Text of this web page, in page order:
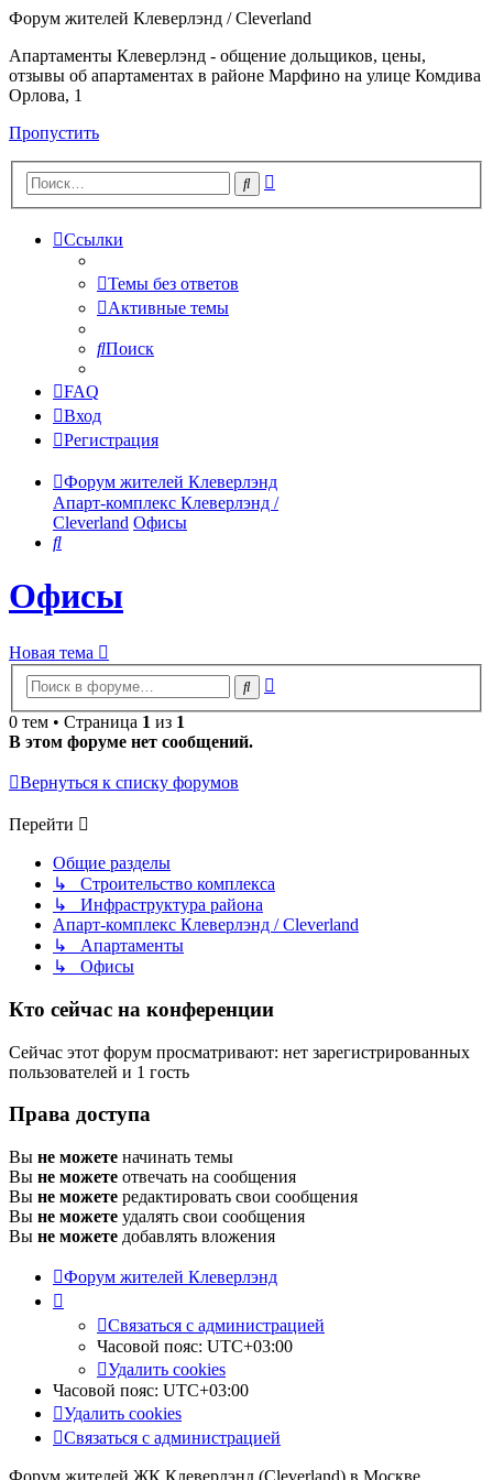
Форум жителей Клеверлэнд / Cleverland
Апартаменты Клеверлэнд - общение дольщиков, цены,
отзывы об апартаментах в районе Марфино на улице Комдива
Орлова, 1
Пропустить
Поиск
Ссылки
Темы без ответов
Активные темы
Поиск
FAQ
Вход
Регистрация
Форум жителей Клеверлэнд
Апарт-комплекс Клеверлэнд /
Cleverland Офисы
Поиск
Офисы
Новая тема
Поиск
0 тем • Страница 1 из 1
В этом форуме нет сообщений.
Вернуться к списку форумов
Перейти
Общие разделы
↳ Строительство комплекса
↳ Инфраструктура района
Апарт-комплекс Клеверлэнд / Cleverland
↳ Апартаменты
↳ Офисы
Кто сейчас на конференции
Сейчас этот форум просматривают: нет зарегистрированных
пользователей и 1 гость
Права доступа
Вы не можете начинать темы
Вы не можете отвечать на сообщения
Вы не можете редактировать свои сообщения
Вы не можете удалять свои сообщения
Вы не можете добавлять вложения
Форум жителей Клеверлэнд
Связаться с администрацией
Часовой пояс: UTC+03:00
Удалить cookies
Часовой пояс: UTC+03:00
Удалить cookies
Связаться с администрацией
Форум жителей ЖК Клеверлэнд (Cleverland) в Москве.